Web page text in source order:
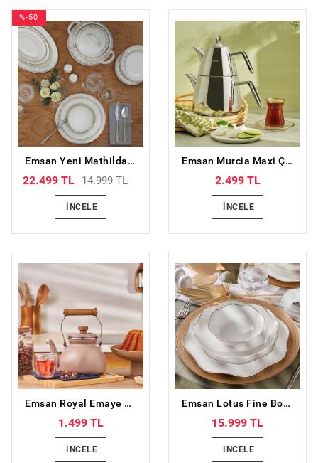
%-50
Emsan Yeni Mathilda 60 Parça 12 Kişilik Porselen Yemek Takımı
22.499 TL 14.999 TL
İNCELE
Emsan Murcia Maxi Çaydanlık Takımı
2.499 TL
İNCELE
Emsan Royal Emaye Demlik Vizon
1.499 TL
İNCELE
Emsan Lotus Fine Bone 53 Parça 12 Kişilik Yemek Takımı Platin
15.999 TL
İNCELE